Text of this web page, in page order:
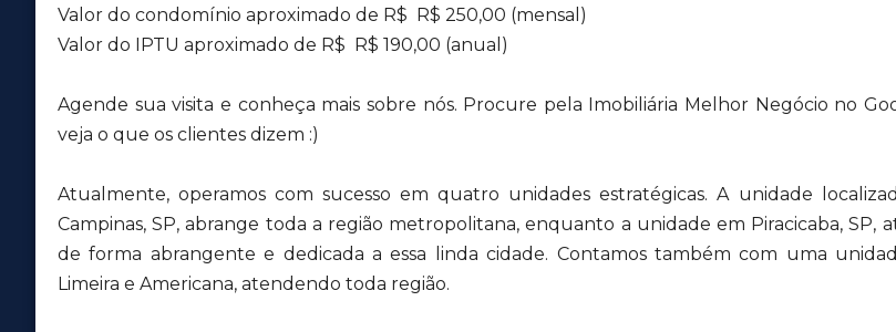
Valor do condomínio aproximado de R$ R$ 250,00 (mensal)
Valor do IPTU aproximado de R$ R$ 190,00 (anual)
Agende sua visita e conheça mais sobre nós. Procure pela Imobiliária Melhor Negócio no
veja o que os clientes dizem :)
Atualmente, operamos com sucesso em quatro unidades estratégicas. A unidade
Campinas, SP, abrange toda a região metropolitana, enquanto a unidade em Piracicaba, SP,
de forma abrangente e dedicada a essa linda cidade. Contamos também com uma
Limeira e Americana, atendendo toda região.